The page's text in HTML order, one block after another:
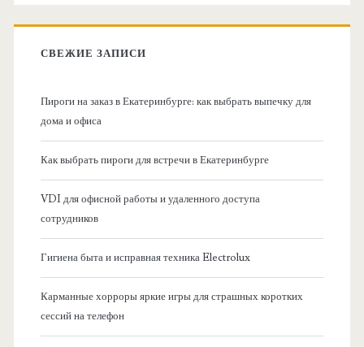
:
СВЕЖИЕ ЗАПИСИ
Пироги на заказ в Екатеринбурге: как выбрать выпечку для
дома и офиса
Как выбрать пироги для встречи в Екатеринбурге
VDI для офисной работы и удаленного доступа
сотрудников
Гигиена быта и исправная техника Electrolux
Карманные хорроры яркие игры для страшных коротких
сессий на телефон